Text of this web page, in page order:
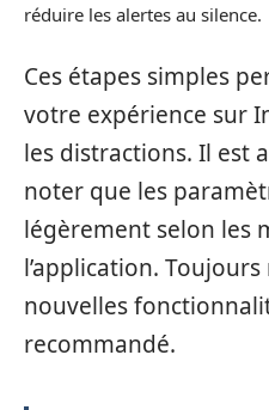
réduire les alertes au silence.
Ces étapes simples
votre expérience sur
les distractions. Il est
noter que les
légèrement selon les
l’application.
nouvelles
recommandé.